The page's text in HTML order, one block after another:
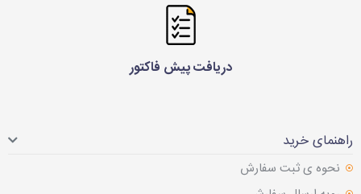
دریافت پیش فاکتور
راهنمای خرید
نحوه ی ثبت سفارش